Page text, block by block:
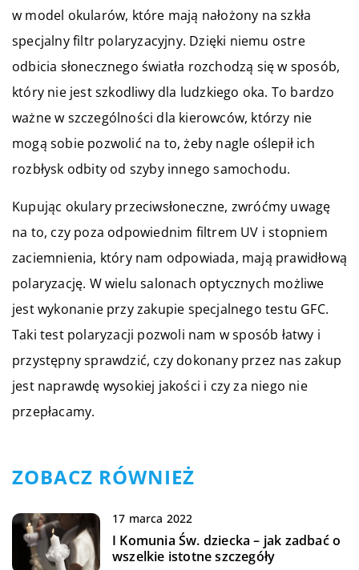
w model okularów, które mają nałożony na szkła
specjalny filtr polaryzacyjny. Dzięki niemu ostre
odbicia słonecznego światła rozchodzą się w sposób,
który nie jest szkodliwy dla ludzkiego oka. To bardzo
ważne w szczególności dla kierowców, którzy nie
mogą sobie pozwolić na to, żeby nagle oślepił ich
rozbłysk odbity od szyby innego samochodu.
Kupując okulary przeciwsłoneczne, zwróćmy uwagę
na to, czy poza odpowiednim filtrem UV i stopniem
zaciemnienia, który nam odpowiada, mają prawidłową
polaryzację. W wielu salonach optycznych możliwe
jest wykonanie przy zakupie specjalnego testu GFC.
Taki test polaryzacji pozwoli nam w sposób łatwy i
przystępny sprawdzić, czy dokonany przez nas zakup
jest naprawdę wysokiej jakości i czy za niego nie
przepłacamy.
ZOBACZ RÓWNIEŻ
17 marca 2022
I Komunia Św. dziecka – jak zadbać o
wszelkie istotne szczegóły